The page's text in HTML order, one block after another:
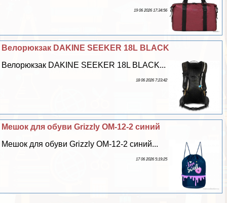
19 06 2026 17:34:56
Велорюкзак DAKINE SEEKER 18L BLACK
Велорюкзак DAKINE SEEKER 18L BLACK...
18 06 2026 7:23:42
Мешок для обуви Grizzly OM-12-2 синий
Мешок для обуви Grizzly OM-12-2 синий...
17 06 2026 5:19:25